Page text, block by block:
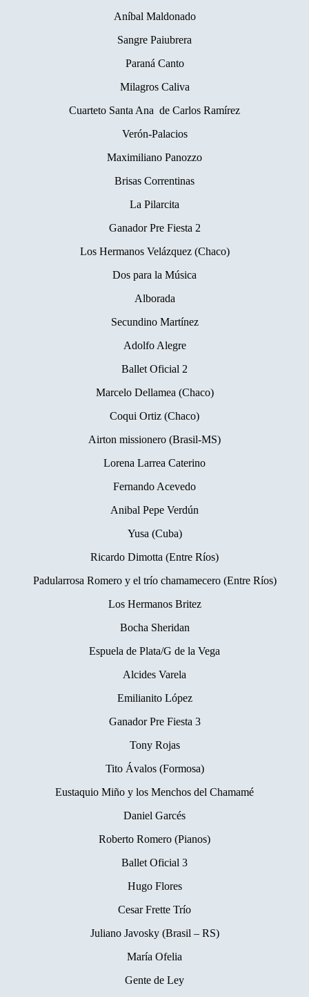
Aníbal Maldonado
Sangre Paiubrera
Paraná Canto
Milagros Caliva
Cuarteto Santa Ana de Carlos Ramírez
Verón-Palacios
Maximiliano Panozzo
Brisas Correntinas
La Pilarcita
Ganador Pre Fiesta 2
Los Hermanos Velázquez (Chaco)
Dos para la Música
Alborada
Secundino Martínez
Adolfo Alegre
Ballet Oficial 2
Marcelo Dellamea (Chaco)
Coqui Ortiz (Chaco)
Airton missionero (Brasil-MS)
Lorena Larrea Caterino
Fernando Acevedo
Anibal Pepe Verdún
Yusa (Cuba)
Ricardo Dimotta (Entre Ríos)
Padularrosa Romero y el trío chamamecero (Entre Ríos)
Los Hermanos Britez
Bocha Sheridan
Espuela de Plata/G de la Vega
Alcides Varela
Emilianito López
Ganador Pre Fiesta 3
Tony Rojas
Tito Ávalos (Formosa)
Eustaquio Miño y los Menchos del Chamamé
Daniel Garcés
Roberto Romero (Pianos)
Ballet Oficial 3
Hugo Flores
Cesar Frette Trío
Juliano Javosky (Brasil – RS)
María Ofelia
Gente de Ley